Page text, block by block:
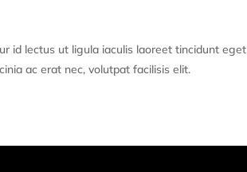
id lectus ut ligula iaculis laoreet tincidunt eget
ac erat nec, volutpat facilisis elit.